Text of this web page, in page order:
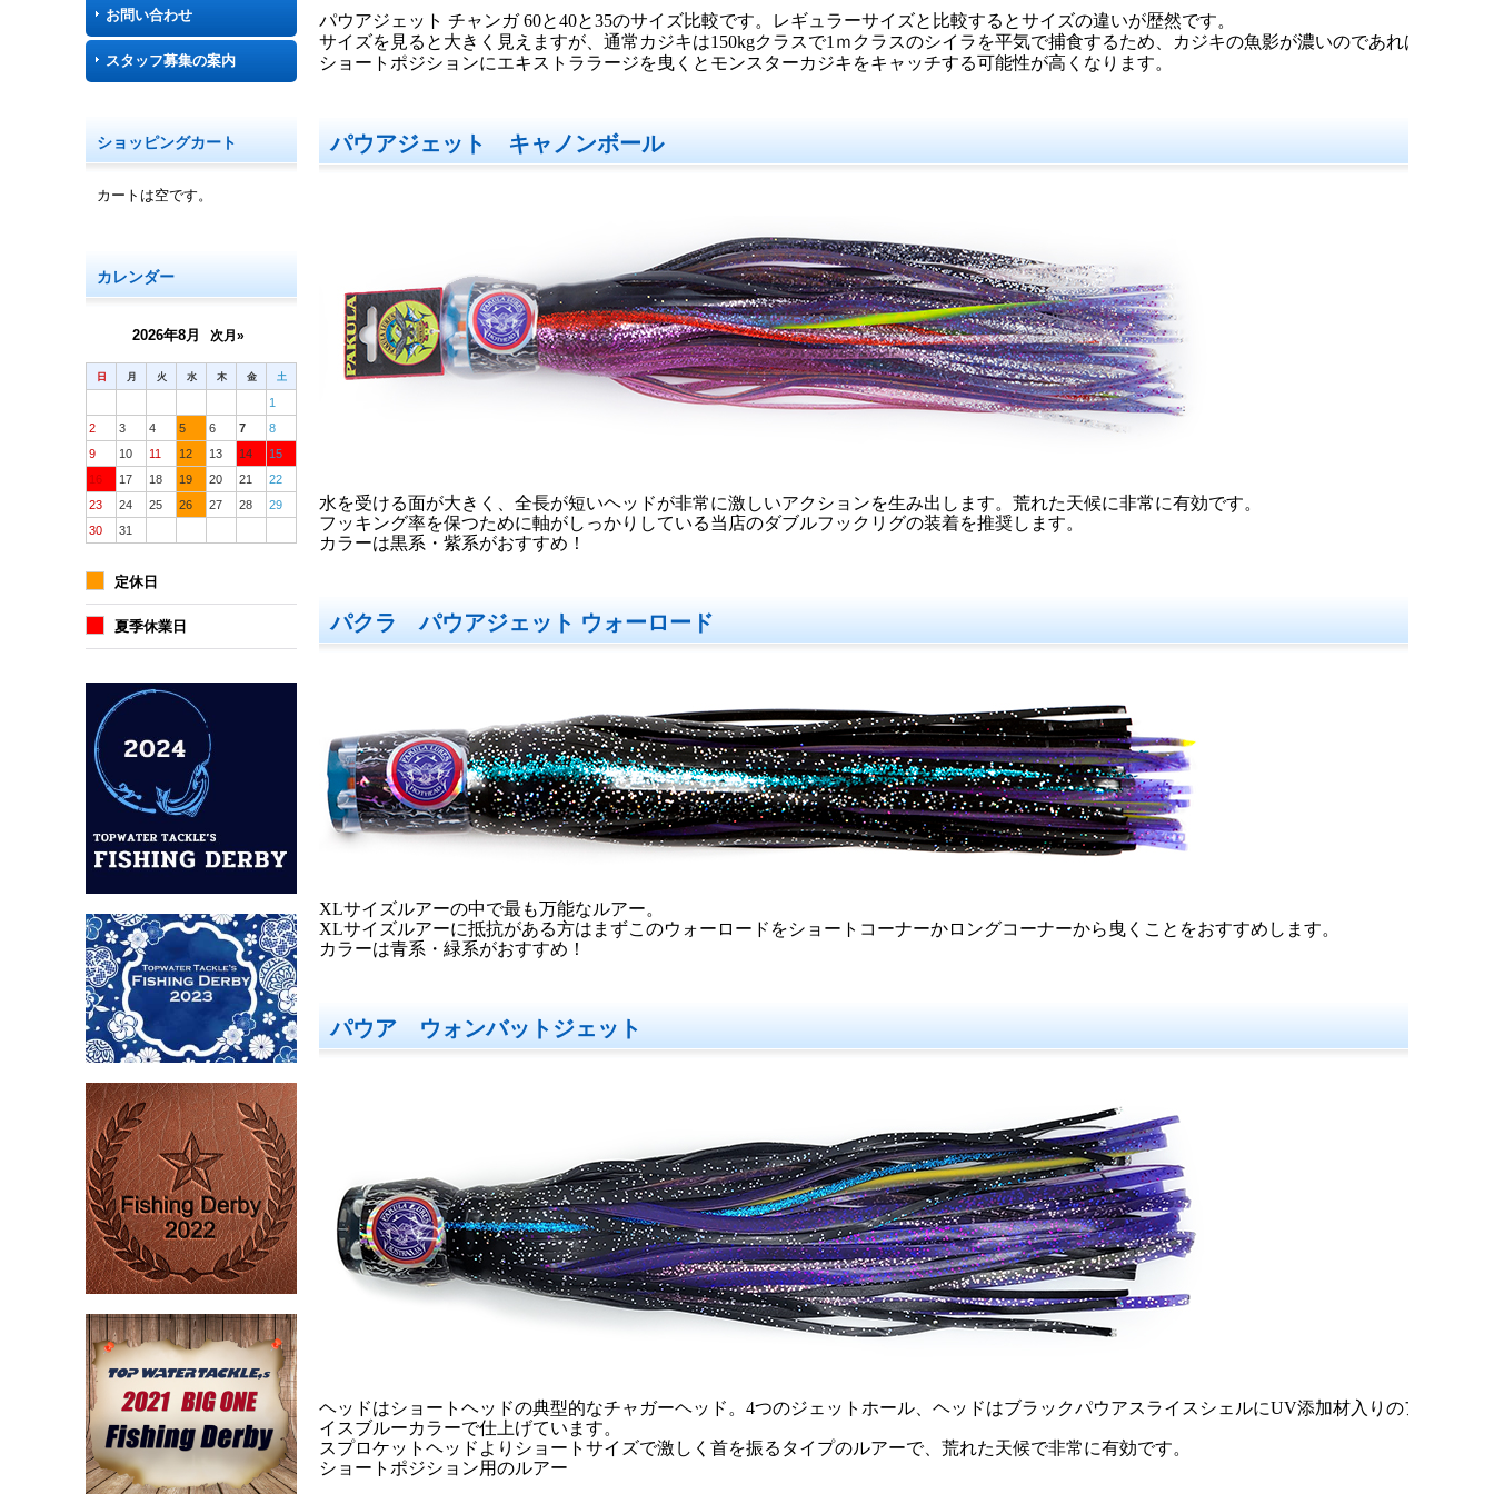
お問い合わせ
スタッフ募集の案内
ショッピングカート
カートは空です。
カレンダー
2026年8月 次月»
日 月 火 水 木 金 土
1
2
3 4 5 6 7
8
9
10 11 12 13 14
15
16
17 18 19 20 21
22
23
24 25 26 27 28
29
30
31
定休日
夏季休業日
パウアジェット チャンガ 60と40と35のサイズ比較です。レギュラーサイズと比較するとサイズの違いが歴然です。
サイズを見ると大きく見えますが、通常カジキは150kgクラスで1ｍクラスのシイラを平気で捕食するため、カジキの魚影が濃いのであれば
ショートポジションにエキストララージを曳くとモンスターカジキをキャッチする可能性が高くなります。
パウアジェット キャノンボール
水を受ける面が大きく、全長が短いヘッドが非常に激しいアクションを生み出します。荒れた天候に非常に有効です。
フッキング率を保つために軸がしっかりしている当店のダブルフックリグの装着を推奨します。
カラーは黒系・紫系がおすすめ！
パクラ パウアジェット ウォーロード
XLサイズルアーの中で最も万能なルアー。
XLサイズルアーに抵抗がある方はまずこのウォーロードをショートコーナーかロングコーナーから曳くことをおすすめします。
カラーは青系・緑系がおすすめ！
パウア ウォンバットジェット
ヘッドはショートヘッドの典型的なチャガーヘッド。4つのジェットホール、ヘッドはブラックパウアスライスシェルにUV添加材入りのア
イスブルーカラーで仕上げています。
スプロケットヘッドよりショートサイズで激しく首を振るタイプのルアーで、荒れた天候で非常に有効です。
ショートポジション用のルアー